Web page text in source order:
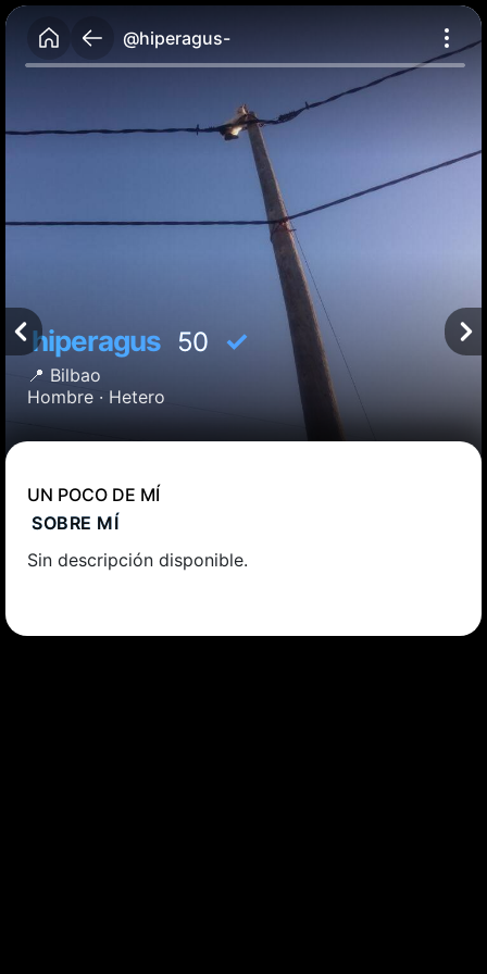
@hiperagus-
hiperagus 50 ✓
📍 Bilbao
Hombre · Hetero
UN POCO DE MÍ
SOBRE MÍ
Sin descripción disponible.